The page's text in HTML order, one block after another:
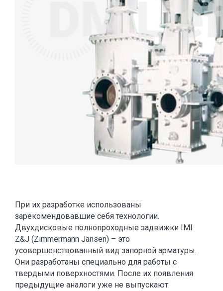
При их разработке использованы
зарекомендовавшие себя технологии.
Двухдисковые полнопроходные задвижки IMI
Z&J (Zimmermann Jansen) – это
усовершенствованный вид запорной арматуры.
Они разработаны специально для работы с
твердыми поверхностями. После их появления
предыдущие аналоги уже не выпускают.